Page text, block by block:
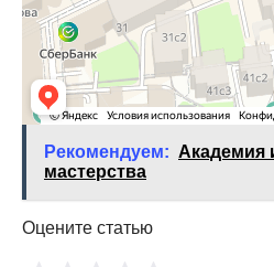
Рекомендуем: Академия
мастерства
Оцените статью